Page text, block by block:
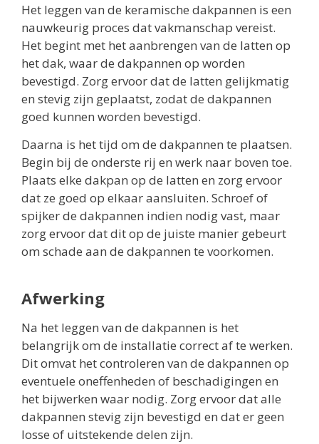
Het leggen van de keramische dakpannen is een
nauwkeurig proces dat vakmanschap vereist.
Het begint met het aanbrengen van de latten op
het dak, waar de dakpannen op worden
bevestigd. Zorg ervoor dat de latten gelijkmatig
en stevig zijn geplaatst, zodat de dakpannen
goed kunnen worden bevestigd.
Daarna is het tijd om de dakpannen te plaatsen.
Begin bij de onderste rij en werk naar boven toe.
Plaats elke dakpan op de latten en zorg ervoor
dat ze goed op elkaar aansluiten. Schroef of
spijker de dakpannen indien nodig vast, maar
zorg ervoor dat dit op de juiste manier gebeurt
om schade aan de dakpannen te voorkomen.
Afwerking
Na het leggen van de dakpannen is het
belangrijk om de installatie correct af te werken.
Dit omvat het controleren van de dakpannen op
eventuele oneffenheden of beschadigingen en
het bijwerken waar nodig. Zorg ervoor dat alle
dakpannen stevig zijn bevestigd en dat er geen
losse of uitstekende delen zijn.